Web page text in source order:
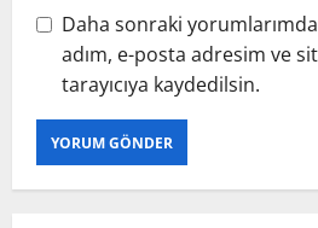
Daha sonraki
adım, e-posta adresim ve
tarayıcıya kaydedilsin.